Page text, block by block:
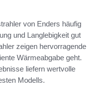
von Enders häufig
und Langlebigkeit gut
zeigen hervorragende
Wärmeabgabe geht.
liefern wertvolle
Modells.